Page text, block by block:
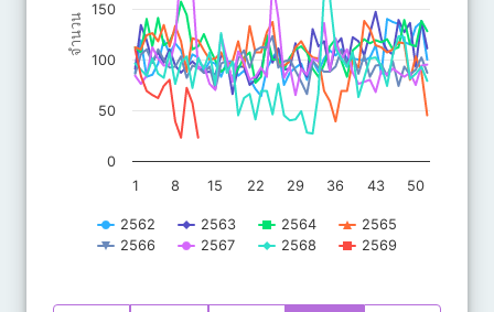
จำนวน
1 43
8 15 22 29 36 50
0
50
100
150
2562 2563 2564
2565
2566
2567 2568 2569